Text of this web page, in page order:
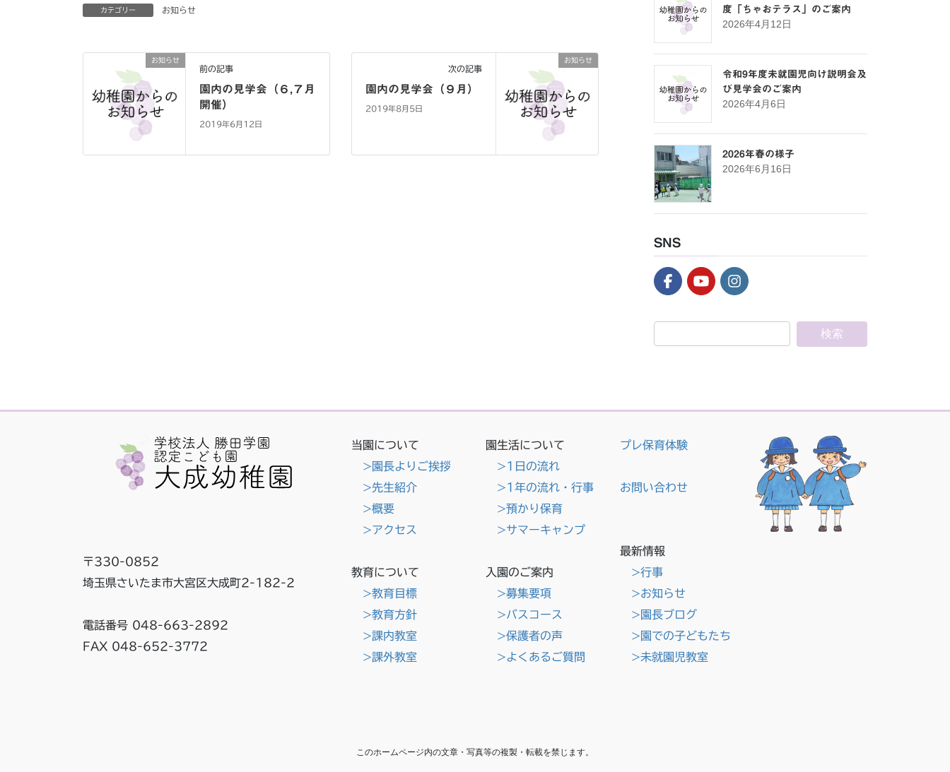
カテゴリー お知らせ
お知らせ
前の記事
園内の見学会（６,７月
開催）
2019年6月12日
お知らせ
次の記事
園内の見学会（９月）
2019年8月5日
度「ちゃおテラス」のご案内
2026年4月12日
令和9年度未就園児向け説明会及
び見学会のご案内
2026年4月6日
2026年春の様子
2026年6月16日
SNS
〒330-0852
埼玉県さいたま市大宮区大成町2-182-2
電話番号 048-663-2892
FAX 048-652-3772
当園について
>園長よりご挨拶
>先生紹介
>概要
>アクセス
教育について
>教育目標
>教育方針
>課内教室
>課外教室
園生活について
>1日の流れ
>1年の流れ・行事
>預かり保育
>サマーキャンプ
入園のご案内
>募集要項
>バスコース
>保護者の声
>よくあるご質問
プレ保育体験
お問い合わせ
最新情報
>行事
>お知らせ
>園長ブログ
>園での子どもたち
>未就園児教室
このホームページ内の文章・写真等の複製・転載を禁じます。